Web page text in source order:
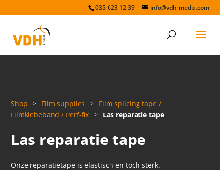
035-623 12 39 info@vdh-media.com
Shop > Film supplies > Film splicing tape /
Filmklebeband / Perf-fix > Las reparatie tape
Las reparatie tape
Onze reparatietape is elastisch en toch sterk.